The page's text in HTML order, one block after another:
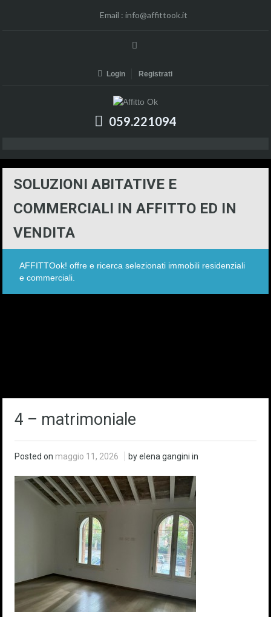
Email : info@affittook.it
Login Registrati
059.221094
SOLUZIONI ABITATIVE E
COMMERCIALI IN AFFITTO ED IN
VENDITA
AFFITTOok! offre e ricerca selezionati immobili residenziali
e commerciali.
4 – matrimoniale
Posted on maggio 11, 2026 by elena gangini in